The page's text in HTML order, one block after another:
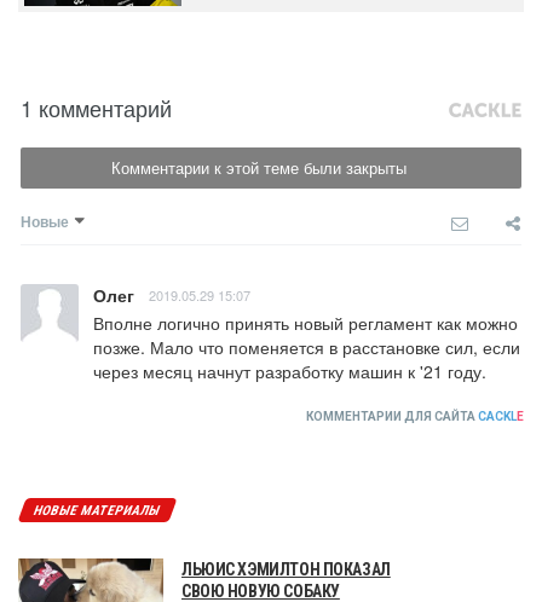
1 комментарий
Комментарии к этой теме были закрыты
Новые
Олег 2019.05.29 15:07
Вполне логично принять новый регламент как можно
позже. Мало что поменяется в расстановке сил, если
через месяц начнут разработку машин к '21 году.
КОММЕНТАРИИ ДЛЯ САЙТА CACKLE
НОВЫЕ МАТЕРИАЛЫ
ЛЬЮИС ХЭМИЛТОН ПОКАЗАЛ
СВОЮ НОВУЮ СОБАКУ